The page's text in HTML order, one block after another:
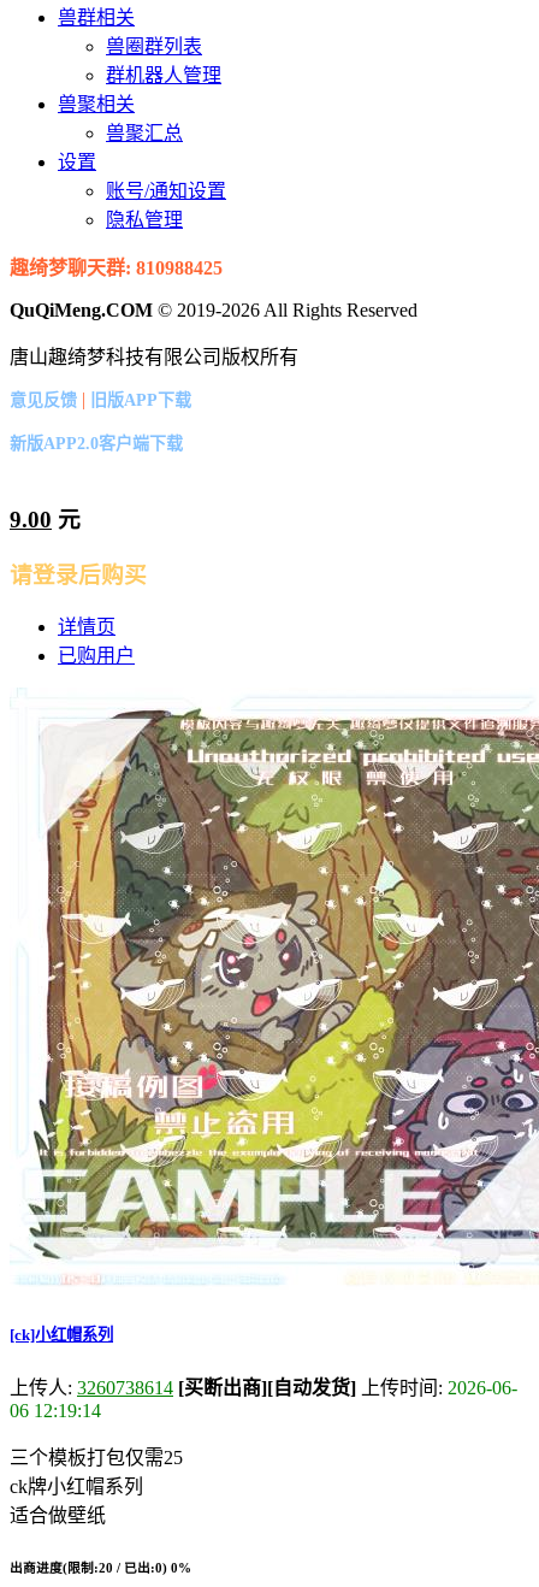
兽群相关
兽圈群列表
群机器人管理
兽聚相关
兽聚汇总
设置
账号/通知设置
隐私管理
趣绮梦聊天群: 810988425
QuQiMeng.COM © 2019-2026 All Rights Reserved
唐山趣绮梦科技有限公司版权所有
意见反馈 | 旧版APP下载
新版APP2.0客户端下载
9.00 元
请登录后购买
详情页
已购用户
[ck]小红帽系列
上传人: 3260738614 [买断出商][自动发货] 上传时间: 2026-06-
06 12:19:14
三个模板打包仅需25
ck牌小红帽系列
适合做壁纸
出商进度(限制:20 / 已出:0) 0%